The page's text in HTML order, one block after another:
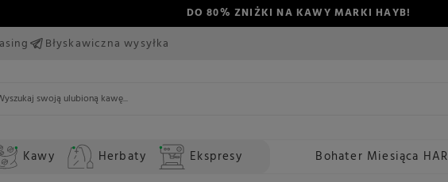
DO 80% ZNIŻKI NA KAWY MARKI HAYB!
Błyskawiczna wysyłka
Kawy Herbaty Ekspresy Bohater Miesiąca